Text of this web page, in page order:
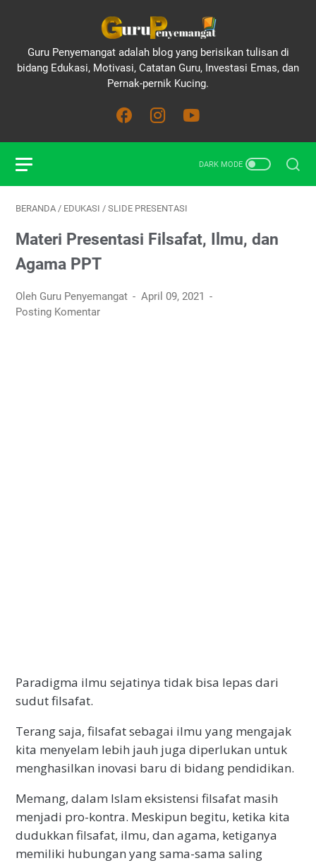
Guru Penyemangat adalah blog yang berisikan tulisan di
bidang Edukasi, Motivasi, Catatan Guru, Investasi Emas, dan
Pernak-pernik Kucing.
BERANDA / EDUKASI / SLIDE PRESENTASI
Materi Presentasi Filsafat, Ilmu, dan
Agama PPT
Oleh Guru Penyemangat
April 09, 2021
Posting Komentar
Paradigma ilmu sejatinya tidak bisa lepas dari
sudut filsafat.
Terang saja, filsafat sebagai ilmu yang mengajak
kita menyelam lebih jauh juga diperlukan untuk
menghasilkan inovasi baru di bidang pendidikan.
Memang, dalam Islam eksistensi filsafat masih
menjadi pro-kontra. Meskipun begitu, ketika kita
dudukkan filsafat, ilmu, dan agama, ketiganya
memiliki hubungan yang sama-sama saling